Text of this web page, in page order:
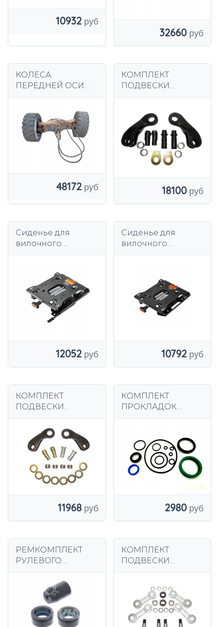
10932
32660
КОЛЕСА
ПЕРЕДНЕЙ ОСИ
ПОГРУЗЧИК 2003
г.в.
48172
КОМПЛЕКТ
ПОДВЕСКИ
TOYOTA 7 35 50
18100
Сиденье для
вилочного
регулируемой
универсальной
подвеской
12052
Сиденье для
вилочного
вилочного
погрузчика
10792
КОМПЛЕКТ
ПОДВЕСКИ
ПОГРУЗЧИКА
TOYOTA 7 10-25
11968
КОМПЛЕКТ
ПРОКЛАДОК
2980
РЕМКОМПЛЕКТ
РУЛЕВОГО
LINDE 350, 391
3014509001
КОМПЛЕКТ
ПОДВЕСКИ
NISSAN D01S D01A